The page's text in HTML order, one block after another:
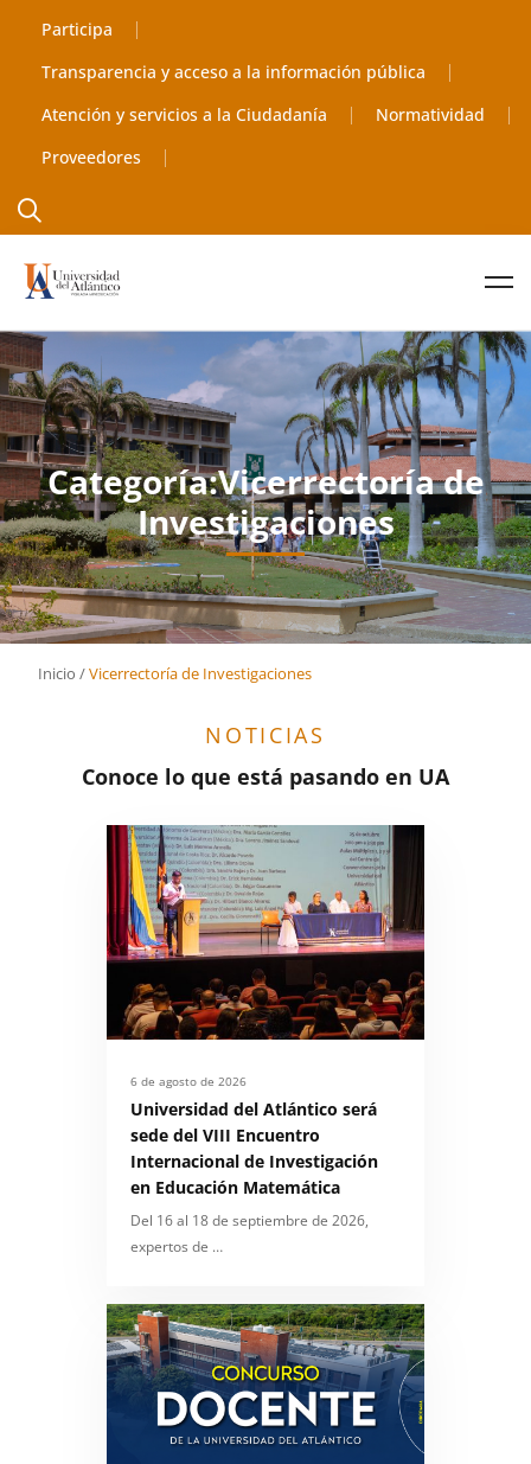
Participa
Transparencia y acceso a la información pública
Atención y servicios a la Ciudadanía
Normatividad
Proveedores
Categoría:Vicerrectoría de
Investigaciones
Inicio /Vicerrectoría de Investigaciones
NOTICIAS
Conoce lo que está pasando en UA
6 de agosto de 2026
Universidad del Atlántico será
sede del VIII Encuentro
Internacional de Investigación
en Educación Matemática
Del 16 al 18 de septiembre de 2026,
expertos de …